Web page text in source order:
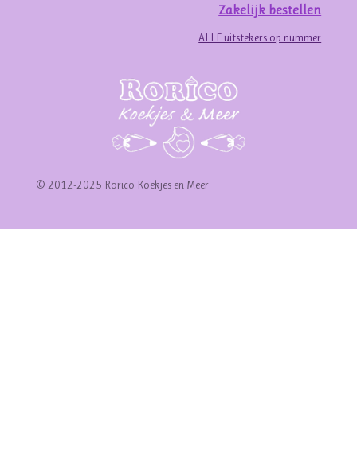
Zakelijk bestellen
ALLE uitstekers op nummer
© 2012-2025 Rorico Koekjes en Meer